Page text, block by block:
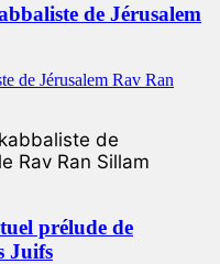
de Jérusalem
de
Rav Ran Sillam
prélude de
Juifs